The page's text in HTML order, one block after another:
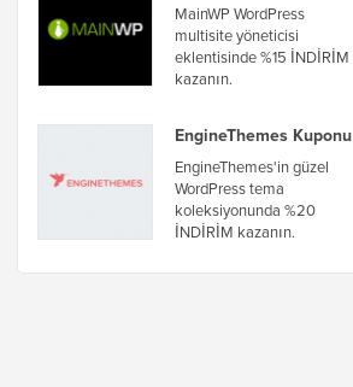
MainWP WordPress
multisite yöneticisi
eklentisinde %15 İNDİRİM
kazanın.
EngineThemes Kuponu
EngineThemes'in güzel
WordPress tema
koleksiyonunda %20
İNDİRİM kazanın.